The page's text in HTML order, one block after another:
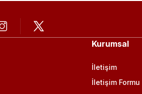
Kurumsal
İletişim
İletişim Formu